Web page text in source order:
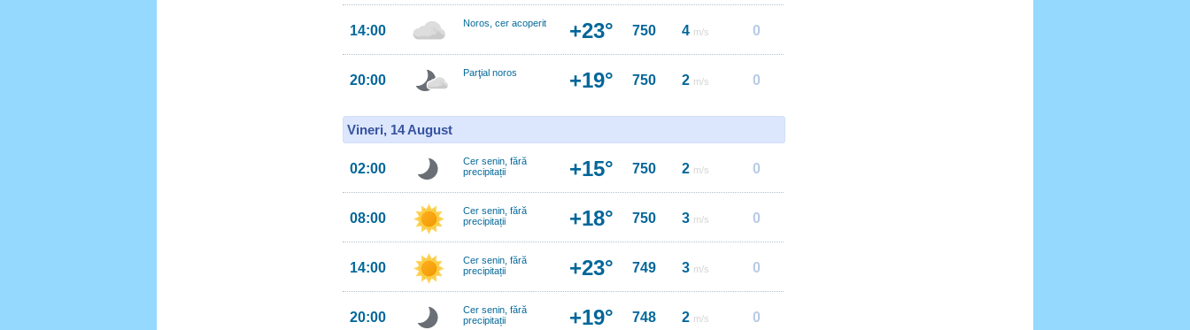
14:00 Noros, cer acoperit +23° 750 4 m/s 0
20:00 Parţial noros +19° 750 2 m/s 0
Vineri, 14 August
02:00
Cer senin, fără
precipitații
+15° 750 2 m/s 0
08:00
Cer senin, fără
precipitații
+18° 750 3 m/s 0
14:00
Cer senin, fără
precipitații
+23° 749 3 m/s 0
20:00
Cer senin, fără
precipitații
+19° 748 2 m/s 0